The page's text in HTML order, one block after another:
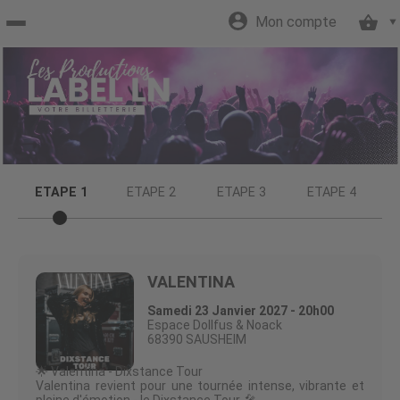
Accueil
billetterie
Site
Mon compte
ETAPE 1 ETAPE 2 ETAPE 3 ETAPE 4
VALENTINA
Samedi 23 Janvier 2027 - 20h00
Espace Dollfus & Noack
68390 SAUSHEIM
🌟 Valentina - Dixstance Tour
Valentina revient pour une tournée intense, vibrante et